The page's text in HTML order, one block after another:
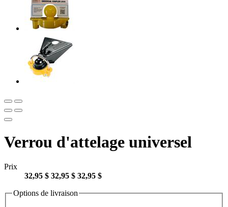
Verrou d'attelage universel
Prix
32,95 $ 32,95 $ 32,95 $
Options de livraison